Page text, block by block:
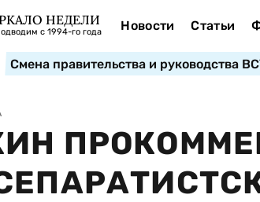
НЕДЕЛИ
с 1994-го года Новости Статьи
Смена правительства и руководства